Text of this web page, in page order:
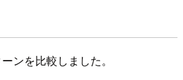
ンを比較しました。